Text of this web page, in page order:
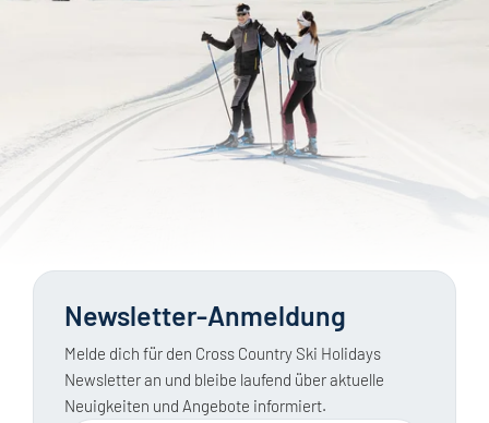
Newsletter-Anmeldung
Melde dich für den Cross Country Ski Holidays
Newsletter an und bleibe laufend über aktuelle
Neuigkeiten und Angebote informiert.